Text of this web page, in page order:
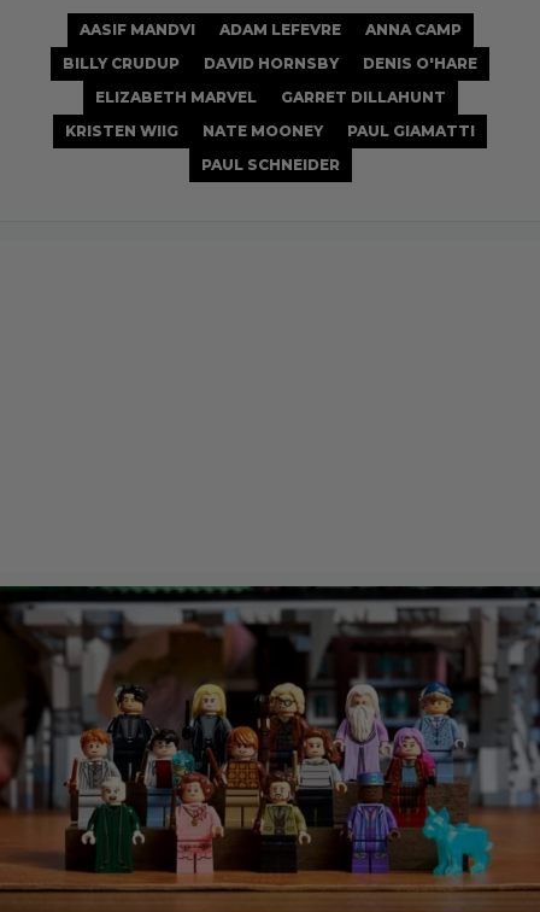
AASIF MANDVI ADAM LEFEVRE
ANNA CAMP
BILLY CRUDUP
DAVID HORNSBY
DENIS O'HARE
ELIZABETH MARVEL
GARRET DILLAHUNT
KRISTEN WIIG
NATE MOONEY
PAUL GIAMATTI
PAUL SCHNEIDER